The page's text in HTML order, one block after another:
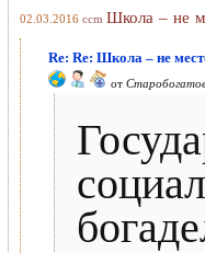
02.03.2016 ccm Школа – не
Re: Re: Школа – не
от